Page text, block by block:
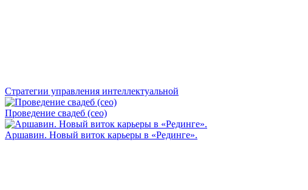
Стратегии управления интеллектуальной
Проведение свадеб (сео)
Аршавин. Новый виток карьеры в «Рединге».